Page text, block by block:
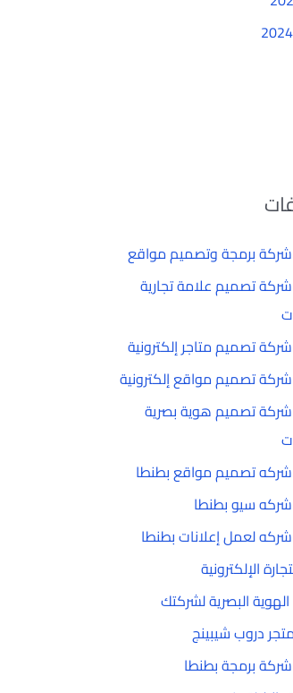
برمجة وتصميم مواقع
تصميم علامة تجارية
تصميم متاجر إلكترونية
تصميم مواقع إلكترونية
تصميم هوية بصرية
تصميم مواقع بطنطا
سيو بطنطا
لعمل إعلانات بطنطا
الإلكترونية
البصرية لشركتك
دروب شيبينج
برمجة بطنطا